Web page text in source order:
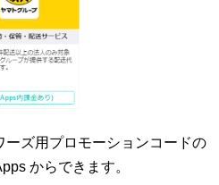
ーズ用プロモーションコードの
からできます。